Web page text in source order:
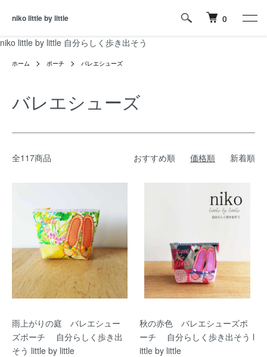
niko little by little 自分らしく歩き出そう
niko little by little 0
ホーム ポーチ バレエシューズ
バレエシューズ
全117商品 おすすめ順 価格順 新着順
雨上がりの庭 バレエシュー
ズポーチ 自分らしく歩き出
そう little by little
秋の赤色 バレエシューズポ
ーチ 自分らしく歩き出そう l
ittle by little